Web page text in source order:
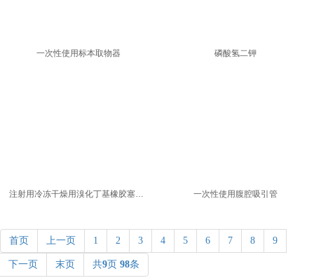
一次性使用标本取物器 磷酸氢二钾
注射用冷冻干燥用溴化丁基橡胶塞产品 一次性使用腹腔吸引管
首页 上一页 1 2 3 4 5 6 7 8 9
下一页 末页 共9页 98条